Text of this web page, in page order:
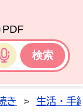
PDF
音声検索
き > 生活・手